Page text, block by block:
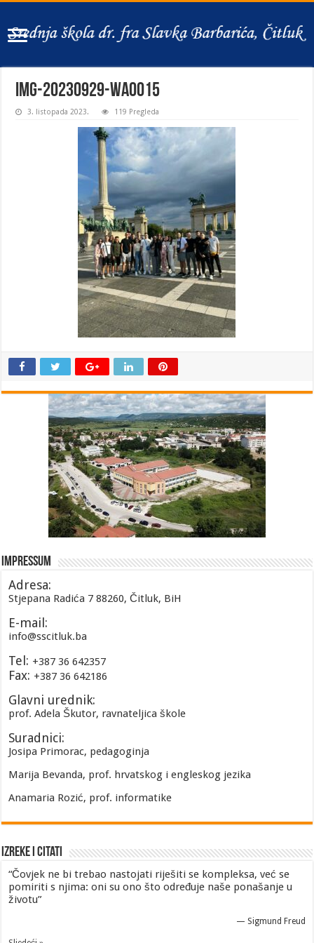
IMG-20230929-WA0015
3. listopada 2023. 119 Pregleda
Impressum
Adresa:
Stjepana Radića 7 88260, Čitluk, BiH
E-mail:
info@sscitluk.ba
Tel: +387 36 642357
Fax: +387 36 642186
Glavni urednik:
prof. Adela Škutor, ravnateljica škole
Suradnici:
Josipa Primorac, pedagoginja
Marija Bevanda, prof. hrvatskog i engleskog jezika
Anamaria Rozić, prof. informatike
Izreke i Citati
“Čovjek ne bi trebao nastojati riješiti se kompleksa, već se
pomiriti s njima: oni su ono što određuje naše ponašanje u
životu”
— Sigmund Freud